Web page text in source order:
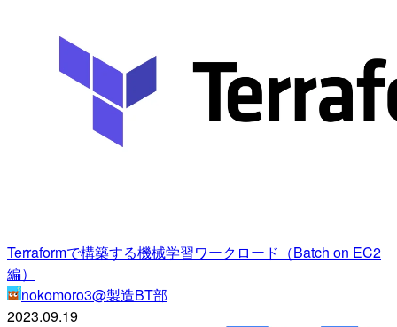
Terraformで構築する機械学習ワークロード（Batch on EC2
編）
nokomoro3@製造BT部
2023.09.19